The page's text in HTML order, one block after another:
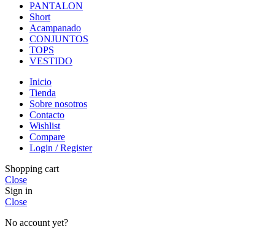
PANTALON
Short
Acampanado
CONJUNTOS
TOPS
VESTIDO
Inicio
Tienda
Sobre nosotros
Contacto
Wishlist
Compare
Login / Register
Shopping cart
Close
Sign in
Close
No account yet?